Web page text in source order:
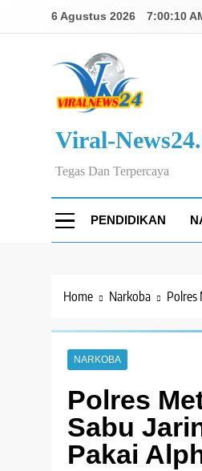
6 Agustus 2026 7:00:11
Viral-
Tegas Dan Terpercaya
PENDIDIKAN
Home Narkoba Polres
NARKOBA
Polres
Sabu
Pakai